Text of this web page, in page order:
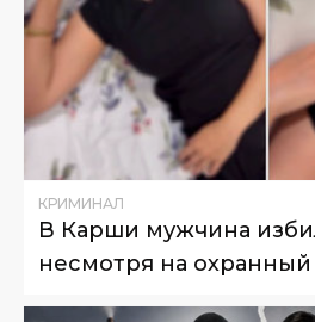
КРИМИНАЛ
В Карши мужчина
несмотря на